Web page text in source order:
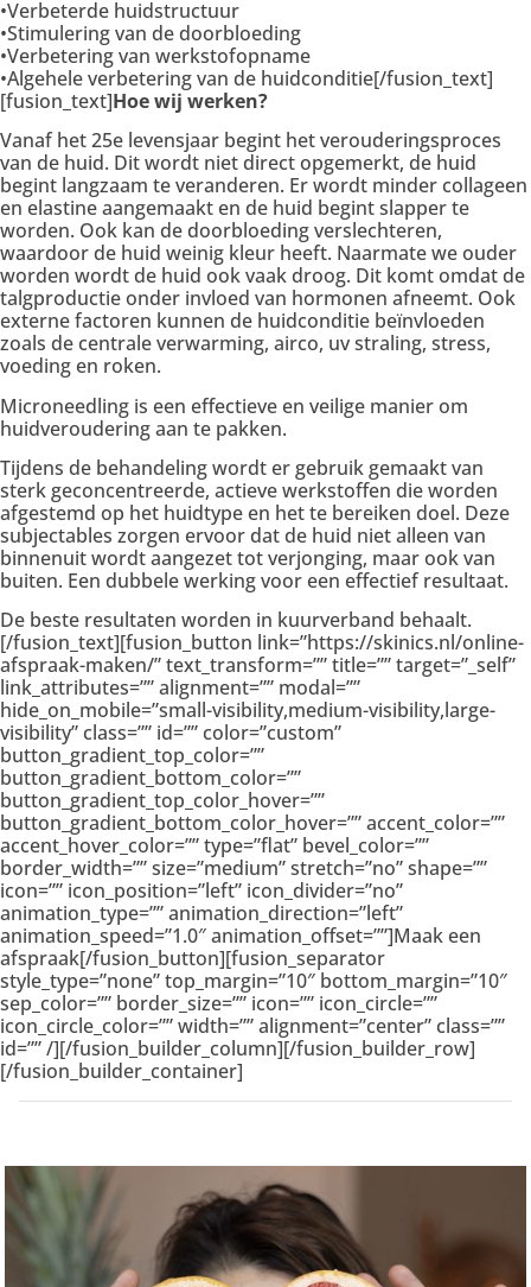
•Verbeterde huidstructuur
•Stimulering van de doorbloeding
•Verbetering van werkstofopname
•Algehele verbetering van de huidconditie[/fusion_text]
[fusion_text]Hoe wij werken?
Vanaf het 25e levensjaar begint het verouderingsproces
van de huid. Dit wordt niet direct opgemerkt, de huid
begint langzaam te veranderen. Er wordt minder collageen
en elastine aangemaakt en de huid begint slapper te
worden. Ook kan de doorbloeding verslechteren,
waardoor de huid weinig kleur heeft. Naarmate we ouder
worden wordt de huid ook vaak droog. Dit komt omdat de
talgproductie onder invloed van hormonen afneemt. Ook
externe factoren kunnen de huidconditie beïnvloeden
zoals de centrale verwarming, airco, uv straling, stress,
voeding en roken.
Microneedling is een effectieve en veilige manier om
huidveroudering aan te pakken.
Tijdens de behandeling wordt er gebruik gemaakt van
sterk geconcentreerde, actieve werkstoffen die worden
afgestemd op het huidtype en het te bereiken doel. Deze
subjectables zorgen ervoor dat de huid niet alleen van
binnenuit wordt aangezet tot verjonging, maar ook van
buiten. Een dubbele werking voor een effectief resultaat.
De beste resultaten worden in kuurverband behaalt.
[/fusion_text][fusion_button link=”https://skinics.nl/online-
afspraak-maken/” text_transform=”” title=”” target=”_self”
link_attributes=”” alignment=”” modal=””
hide_on_mobile=”small-visibility,medium-visibility,large-
visibility” class=”” id=”” color=”custom”
button_gradient_top_color=””
button_gradient_bottom_color=””
button_gradient_top_color_hover=””
button_gradient_bottom_color_hover=”” accent_color=””
accent_hover_color=”” type=”flat” bevel_color=””
border_width=”” size=”medium” stretch=”no” shape=””
icon=”” icon_position=”left” icon_divider=”no”
animation_type=”” animation_direction=”left”
animation_speed=”1.0″ animation_offset=””]Maak een
afspraak[/fusion_button][fusion_separator
style_type=”none” top_margin=”10″ bottom_margin=”10″
sep_color=”” border_size=”” icon=”” icon_circle=””
icon_circle_color=”” width=”” alignment=”center” class=””
id=”” /][/fusion_builder_column][/fusion_builder_row]
[/fusion_builder_container]